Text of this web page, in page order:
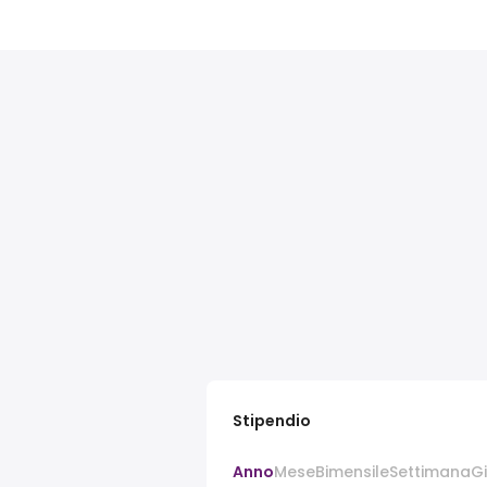
Stipendio
AnnoMeseBimensileSettimana